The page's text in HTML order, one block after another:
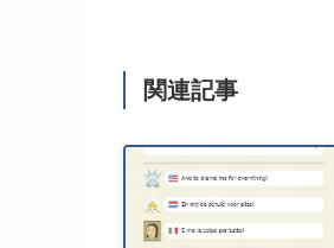
関連記事